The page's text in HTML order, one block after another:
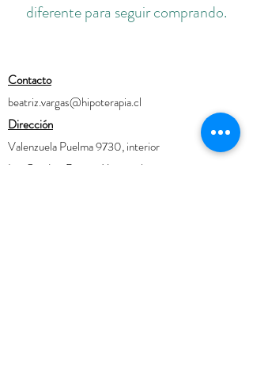
diferente para seguir comprando.
Contacto
beatriz.vargas@hipoterapia.cl
Dirección
Valenzuela Puelma 9730, interior
Las Condes, Región Metropolitana